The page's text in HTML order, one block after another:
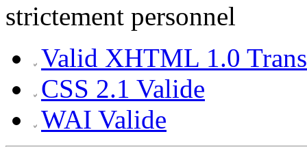
strictement personnel
Valid XHTML 1.0
CSS 2.1 Valide
WAI Valide